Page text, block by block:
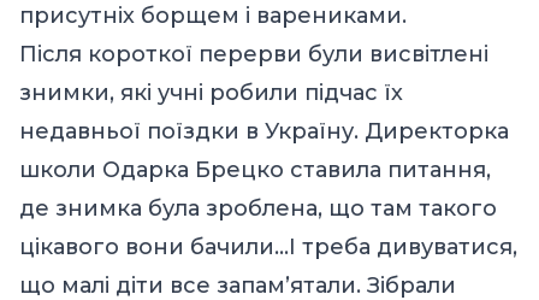
присутніх борщем і варениками.
Після короткої перерви були висвітлені
знимки, які учні робили підчас їх
недавньої поїздки в Україну. Директорка
школи Одарка Брецко ставила питання,
де знимка була зроблена, що там такого
цікавого вони бачили…І треба дивуватися,
що малі діти все запам’ятали. Зібрали